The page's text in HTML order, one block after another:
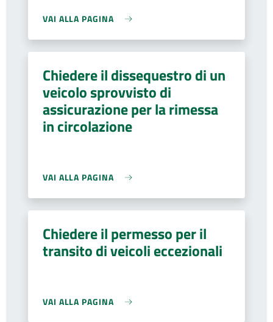
VAI ALLA PAGINA
Chiedere il dissequestro di un
veicolo sprovvisto di
assicurazione per la rimessa
in circolazione
VAI ALLA PAGINA
Chiedere il permesso per il
transito di veicoli eccezionali
VAI ALLA PAGINA